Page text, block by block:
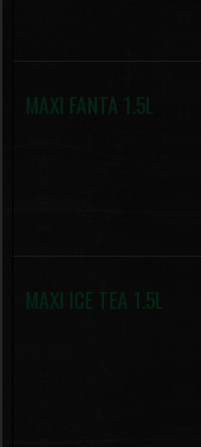
MAXI FANTA 1.5L
MAXI ICE TEA 1.5L